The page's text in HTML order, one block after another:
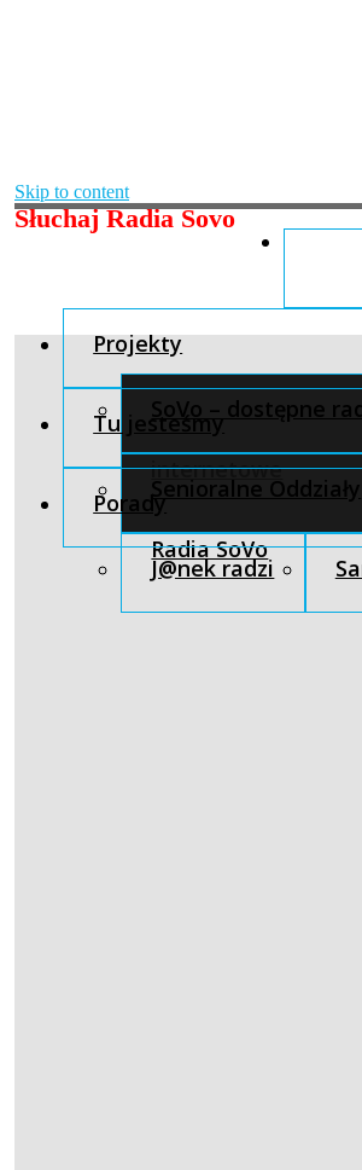
Skip to content
Słuchaj Radia Sovo
Projekty
SoVo – dostępne
internetowe
Tu jesteśmy
Senioralne Oddziały
Radia SoVo
Porady
J@nek radzi